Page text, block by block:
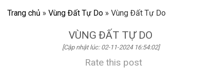
Trang chủ » Vùng Đất Tự Do » Vùng Đất Tự Do
VÙNG ĐẤT TỰ DO
[Cập nhật lúc: 02-11-2024 16:54:02]
Rate this post